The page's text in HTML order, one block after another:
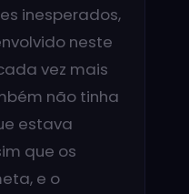
inesperados,
neste
vez mais
não tinha
estava
que os
e o